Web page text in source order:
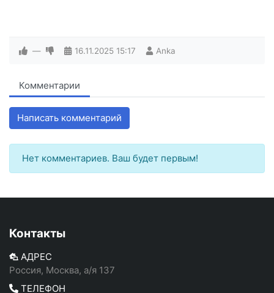
— 16.11.2025 15:17 Anka
Комментарии
Написать комментарий
Нет комментариев. Ваш будет первым!
Контакты
АДРЕС
Россия, Москва, а/я 137
ТЕЛЕФОН